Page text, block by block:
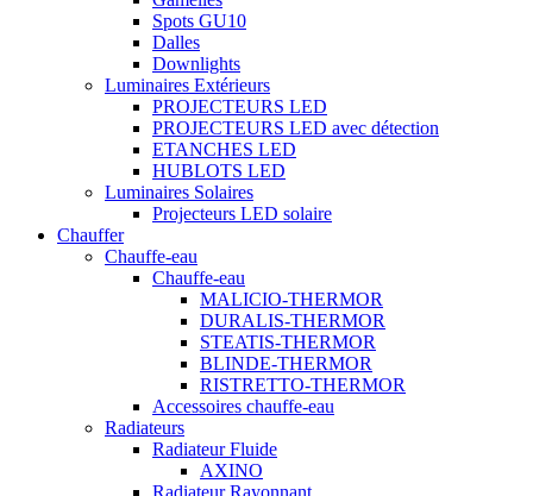
Spots GU10
Dalles
Downlights
Luminaires Extérieurs
PROJECTEURS LED
PROJECTEURS LED avec détection
ETANCHES LED
HUBLOTS LED
Luminaires Solaires
Projecteurs LED solaire
Chauffer
Chauffe-eau
Chauffe-eau
MALICIO-THERMOR
DURALIS-THERMOR
STEATIS-THERMOR
BLINDE-THERMOR
RISTRETTO-THERMOR
Accessoires chauffe-eau
Radiateurs
Radiateur Fluide
AXINO
Radiateur Rayonnant